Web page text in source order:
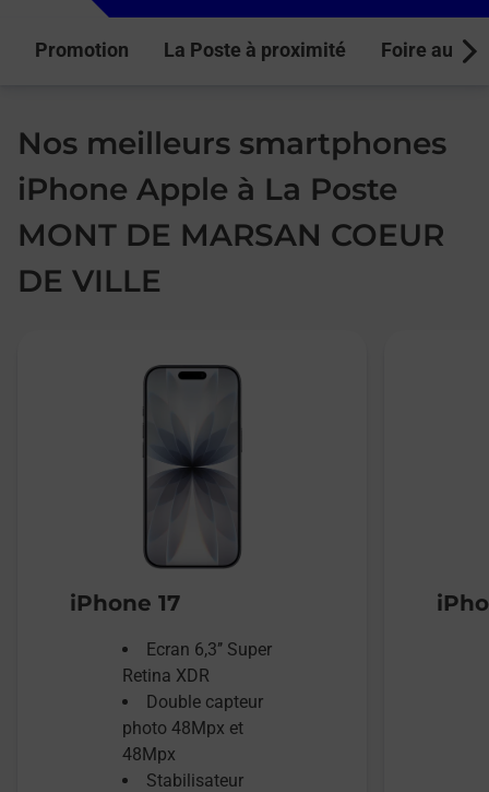
Promotion La Poste à proximité Foire aux
Nos meilleurs smartphones
iPhone Apple à La Poste
MONT DE MARSAN COEUR
DE VILLE
iPhone 17
Ecran 6,3’’ Super
Retina XDR
Double capteur
photo 48Mpx et
48Mpx
Stabilisateur